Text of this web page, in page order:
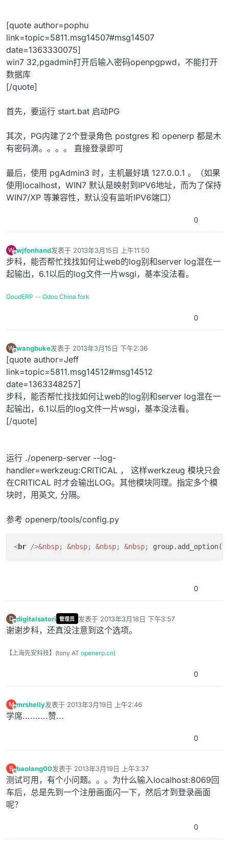
[quote author=pophu
link=topic=5811.msg14507#msg14507
date=1363330075]
win7 32,pgadmin打开后输入密码openpgpwd，不能打开
数据库
[/quote]
首先，要运行 start.bat 启动PG
其次，PG内建了2个登录角色 postgres 和 openerp 都是木
有密码滴。。。。 直接登录即可
最后，使用 pgAdmin3 时，主机最好填 127.0.0.1 。（如果
使用localhost，WIN7 默认是映射到IPV6地址，而为了保持
WIN7/XP 等兼容性，默认没有监听IPV6端口）
0
W
离线
wjfonhand发表于 2013年3月15日 上午11:50
最后由 编辑
步科，能否帮忙找找如何让web的log别和server log混在一
起输出，6.1以后的log文件一片wsgi，基本没法看。
GoodERP -- Odoo China fork
0
W
离线
wangbuke发表于 2013年3月15日 下午2:36
最后由 编辑
[quote author=Jeff
link=topic=5811.msg14512#msg14512
date=1363348257]
步科，能否帮忙找找如何让web的log别和server log混在一
起输出，6.1以后的log文件一片wsgi，基本没法看。
[/quote]
运行 ./openerp-server --log-
handler=werkzeug:CRITICAL ， 这样werkzeug 模块只会
在CRITICAL 时才会输出LOG。其他模块同理。指定多个模
块时，用英文, 分隔。
参考 openerp/tools/config.py
<br />&nbsp; &nbsp; &nbsp; &nbsp; group.add_option(
0
D
离线
digitalsatori 管理员 发表于 2013年3月18日 下午3:57
最后由 编辑
谢谢步科，还真没注意到这个选项。
【上海先安科技】(tony AT openerp.cn)
0
M
离线
mrshelly发表于 2013年3月19日 上午2:46
最后由 编辑
学席..........赞...
0
B
离线
baolang00发表于 2013年3月19日 上午3:37
最后由 编辑
测试可用，有个小问题。。。为什么输入localhost:8069回
车后，总是先到一个注册画面闪一下，然后才到登录画面
呢？
0